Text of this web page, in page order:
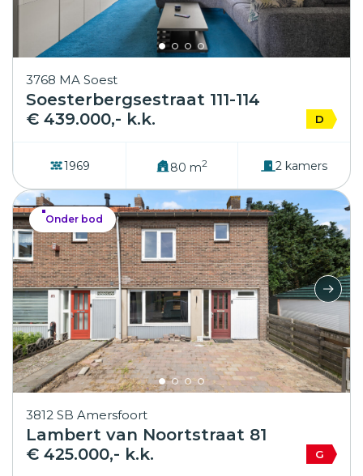
3768 MA Soest
Soesterbergsestraat 111-114
€ 439.000,- k.k.
D
1969 80 m2 2 kamers
3812 SB Amersfoort
Lambert van Noortstraat 81
€ 425.000,- k.k.
G
Onder bod